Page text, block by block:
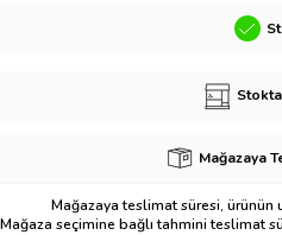
Mağazaya
Mağazaya teslimat süresi, ürünün
Mağaza seçimine bağlı tahmini teslimat